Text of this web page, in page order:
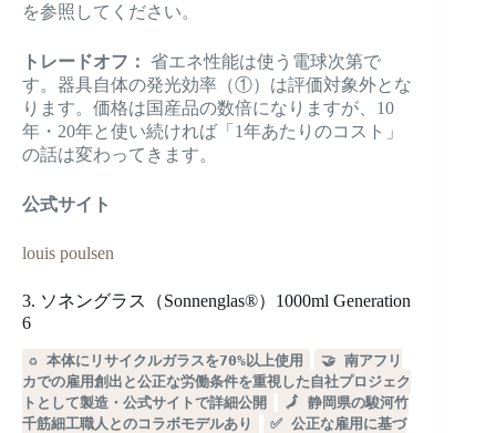
を参照してください。
トレードオフ： 省エネ性能は使う電球次第で
す。器具自体の発光効率（①）は評価対象外とな
ります。価格は国産品の数倍になりますが、10
年・20年と使い続ければ「1年あたりのコスト」
の話は変わってきます。
公式サイト
louis poulsen
3. ソネングラス（Sonnenglas®）1000ml Generation
6
♻️ 本体にリサイクルガラスを70%以上使用
🤝 南アフリ
カでの雇用創出と公正な労働条件を重視した自社プロジェク
トとして製造・公式サイトで詳細公開
🗾 静岡県の駿河竹
千筋細工職人とのコラボモデルあり
✅ 公正な雇用に基づ